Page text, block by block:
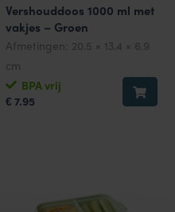
Vershouddoos 1000 ml met
vakjes – Groen
Afmetingen: 20.5 × 13.4 × 6.9
cm
BPA vrij
€ 7.95